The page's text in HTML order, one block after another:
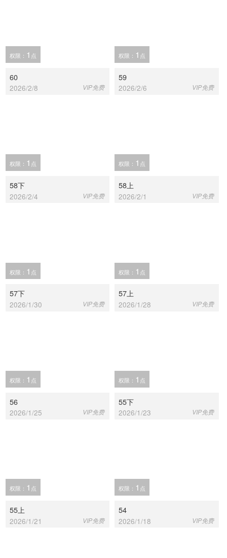
权限： 1 点
60
2026/2/8 VIP免费
权限： 1 点
59
2026/2/6 VIP免费
权限： 1 点
58下
2026/2/4 VIP免费
权限： 1 点
58上
2026/2/1 VIP免费
权限： 1 点
57下
2026/1/30 VIP免费
权限： 1 点
57上
2026/1/28 VIP免费
权限： 1 点
56
2026/1/25 VIP免费
权限： 1 点
55下
2026/1/23 VIP免费
权限： 1 点
55上
2026/1/21 VIP免费
权限： 1 点
54
2026/1/18 VIP免费